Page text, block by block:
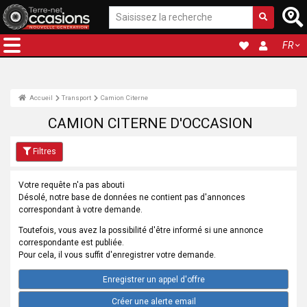
FR
Accueil Transport Camion Citerne
CAMION CITERNE D'OCCASION
Filtres
Votre requête n'a pas abouti
Désolé, notre base de données ne contient pas d'annonces
correspondant à votre demande.
Toutefois, vous avez la possibilité d'être informé si une annonce
correspondante est publiée.
Pour cela, il vous suffit d'enregistrer votre demande.
Enregistrer un appel d'offre
Créer une alerte email